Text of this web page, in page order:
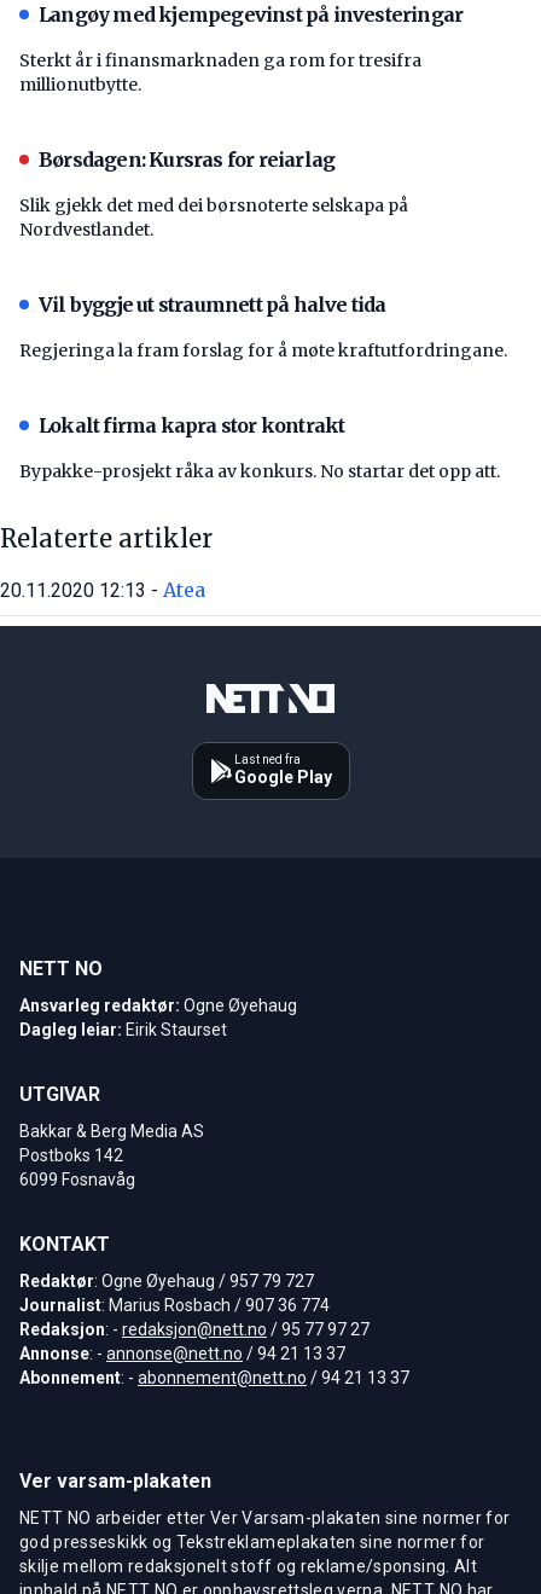
Langøy med kjempegevinst på investeringar
Sterkt år i finansmarknaden ga rom for tresifra
millionutbytte.
Børsdagen: Kursras for reiarlag
Slik gjekk det med dei børsnoterte selskapa på
Nordvestlandet.
Vil byggje ut straumnett på halve tida
Regjeringa la fram forslag for å møte kraftutfordringane.
Lokalt firma kapra stor kontrakt
Bypakke-prosjekt råka av konkurs. No startar det opp att.
Relaterte artikler
20.11.2020 12:13 - Atea
Last ned fra
Google Play
NETT NO
Ansvarleg redaktør: Ogne Øyehaug
Dagleg leiar: Eirik Staurset
UTGIVAR
Bakkar & Berg Media AS
Postboks 142
6099 Fosnavåg
KONTAKT
Redaktør: Ogne Øyehaug / 957 79 727
Journalist: Marius Rosbach / 907 36 774
Redaksjon: - redaksjon@nett.no / 95 77 97 27
Annonse: - annonse@nett.no / 94 21 13 37
Abonnement: - abonnement@nett.no / 94 21 13 37
Ver varsam-plakaten
NETT NO arbeider etter Ver Varsam-plakaten sine normer for
god presseskikk og Tekstreklameplakaten sine normer for
skilje mellom redaksjonelt stoff og reklame/sponsing. Alt
innhald på NETT NO er opphavsrettsleg verna. NETT NO har